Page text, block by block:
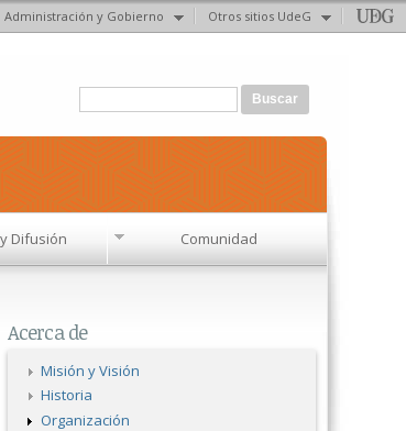
Administración y Gobierno Otros sitios UdeG
Formulario de búsqueda
Difusión Comunidad
Acerca de
Misión y Visión
Historia
Organización